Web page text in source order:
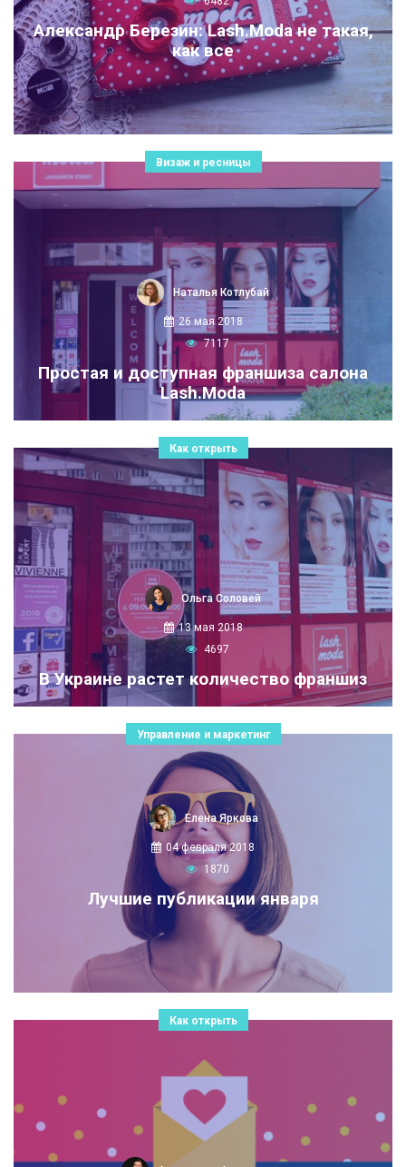
Александр Березин: Lash.Moda не такая,
как все
Визаж и ресницы
Наталья Котлубай
26 мая 2018
7117
Простая и доступная франшиза салона
Lash.Moda
Как открыть
Ольга Соловей
13 мая 2018
4697
В Украине растет количество франшиз
Управление и маркетинг
Елена Яркова
04 февраля 2018
1870
Лучшие публикации января
Как открыть